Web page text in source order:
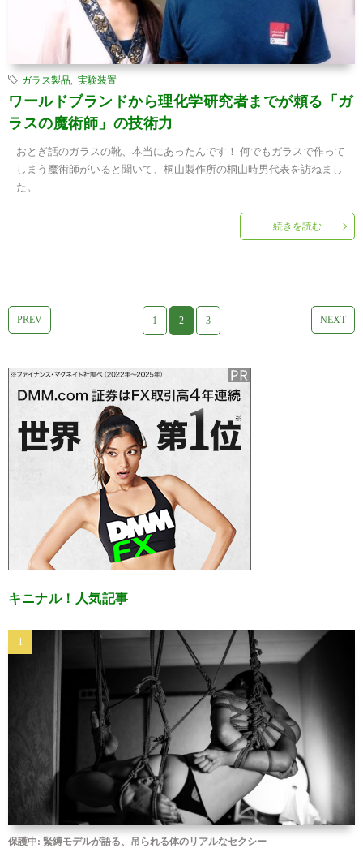
ガラス製品 実験装置
ワールドブランドから理化学研究者までが頼る「ガ
ラスの魔術師」の技術力
おとぎ話のガラスの靴、本当にあったんです！ 何でもガラスで作って
しまう魔術師がいると聞いて、桐山製作所の桐山時男代表を訪ねまし
た。
続きを読む
PREV 1 2 3 NEXT
キニナル！人気記事
保護中: 緊縛モデルが語る、吊られる体のリアルなセクシー